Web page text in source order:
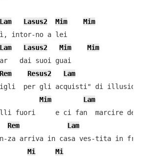
Lam Lasus2 Mim
Mim
Lam Lasus2 Mim
Mim
Rem Resus2
Lam
per gli acquisti" di
Mim Lam
Rem Lam
za arriva in casa ves-tita in
Mi
Mi